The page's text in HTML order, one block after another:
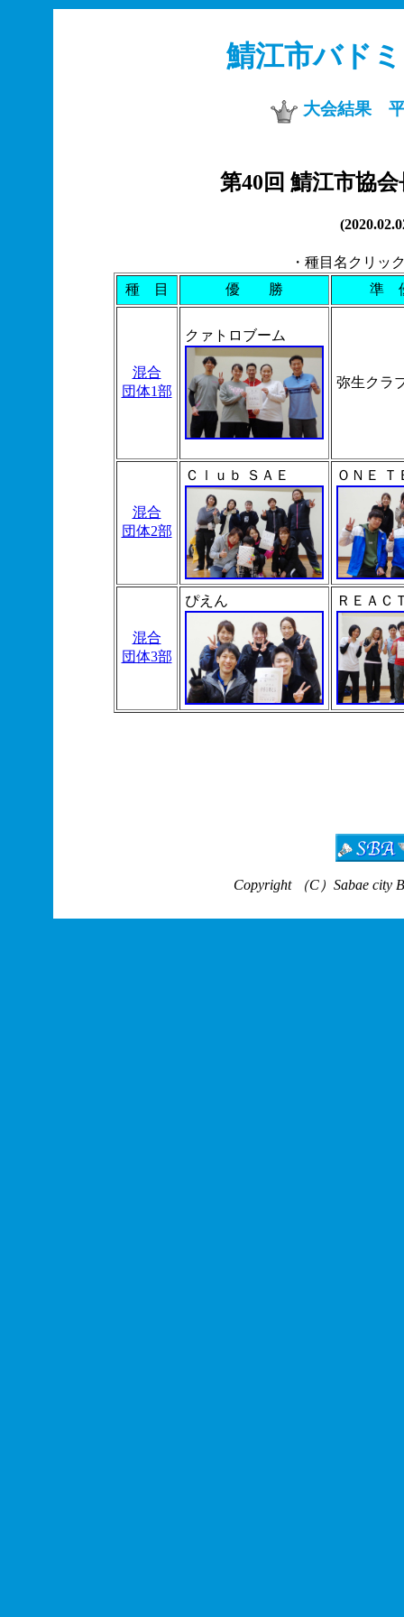
鯖江市バド
大会結果 平
第40回 鯖江市協
・種目名クリッ
種 目
優 勝 準
混合
団体1部
クァトロブーム
弥生クラ
混合
団体2部
Ｃｌｕｂ ＳＡＥ ＯＮＥ Ｔ
混合
団体3部
ぴえん ＲＥＡＣ
Copyright （C）Sabae city